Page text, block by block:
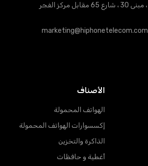
القرهود ، مبنى 30 ، شارع 65 مقابل مركز الفجر
marketing@hiphonetelecom.com
الأصناف
الهواتف المحمولة
إكسسوارات الهواتف المحمولة
الذاكرة والتخزين
أغطية و حافظات